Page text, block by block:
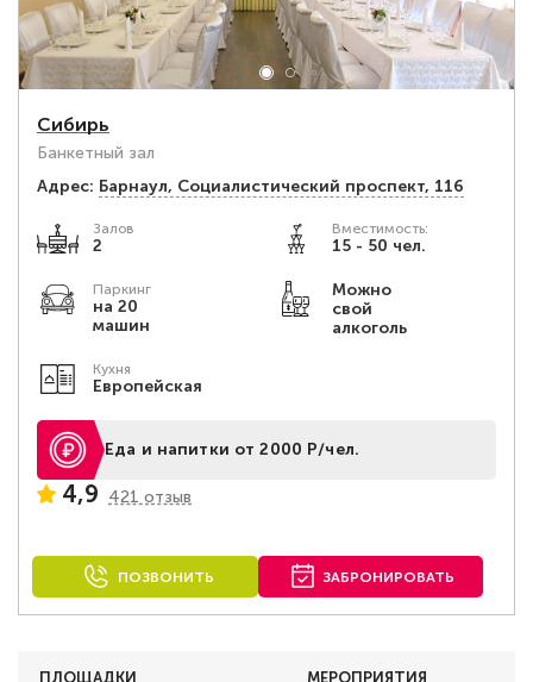
Сибирь
Банкетный зал
Адрес: Барнаул, Социалистический проспект, 116
Залов
2
Вместимость:
15 - 50 чел.
Паркинг
на 20
машин
Можно
свой
алкоголь
Кухня
Европейская
Еда и напитки от 2000 Р/чел.
4,9 421 отзыв
ПОЗВОНИТЬ ЗАБРОНИРОВАТЬ
ПЛОЩАДКИ МЕРОПРИЯТИЯ